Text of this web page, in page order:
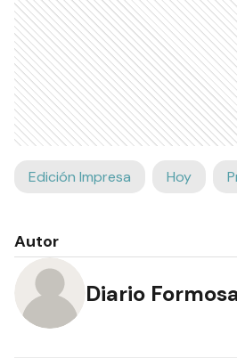
Edición Impresa Hoy
Autor
Diario